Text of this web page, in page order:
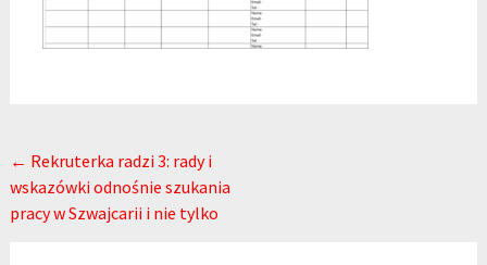
Post navigation
← Rekruterka radzi 3: rady i
wskazówki odnośnie szukania
pracy w Szwajcarii i nie tylko